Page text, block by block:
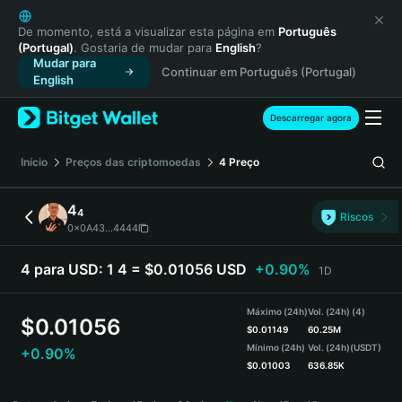
English
日本語
Tiếng Việt
Русский
Español (Latinoamérica)
Türkçe
Français
Deutsch
简体中文
繁體中文
Português (Portugal)
Bahasa Indonesia
ภาษาไทย
Español
Español (Argentina)
De momento, está a visualizar esta página em Português
(Portugal). Gostaria de mudar para English?
Mudar para
English
Continuar em Português (Portugal)
Descarregar agora
Início Preços das criptomoedas 4 Preço
44
0x0A43...4444
Riscos
4 para USD: 1 4 = $0.01056 USD +0.90% 1D
$0.01056
+0.90%
Máximo (24h)
$0.01149
Mínimo (24h)
$0.01003
Vol. (24h) (4)
60.25M
Vol. (24h)(USDT)
636.85K